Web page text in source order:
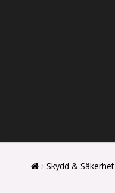
Skydd & Säkerhet